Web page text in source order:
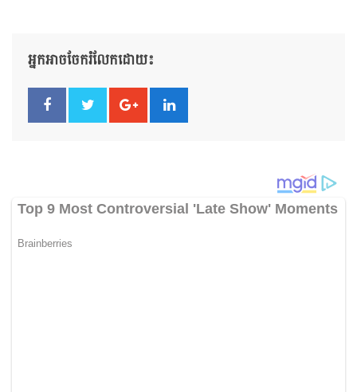
អ្នកអាចចែករំលែកដោយ៖